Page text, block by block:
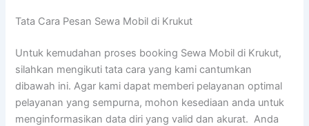
Tata Cara Pesan Sewa Mobil di Krukut
Untuk kemudahan proses booking Sewa Mobil di Krukut,
silahkan mengikuti tata cara yang kami cantumkan
dibawah ini. Agar kami dapat memberi pelayanan optimal
pelayanan yang sempurna, mohon kesediaan anda untuk
menginformasikan data diri yang valid dan akurat. Anda